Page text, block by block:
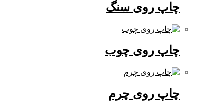
چاپ روی سنگ
چاپ روی چوب
چاپ روی چرم